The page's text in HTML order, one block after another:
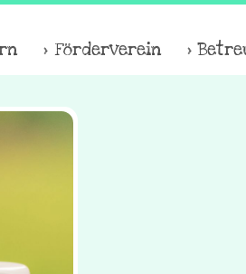
Förderverein